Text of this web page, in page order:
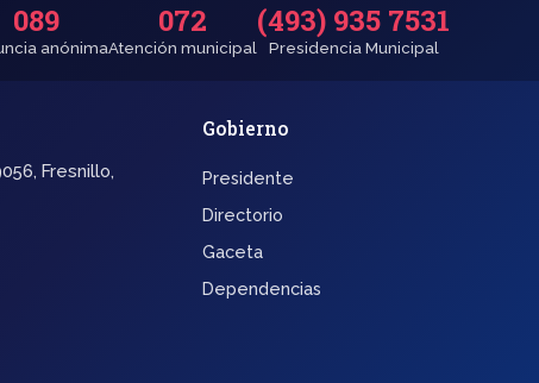
089
anónima
072
Atención municipal
(493) 935 7531
Presidencia Municipal
Fresnillo,
Gobierno
Presidente
Directorio
Gaceta
Dependencias